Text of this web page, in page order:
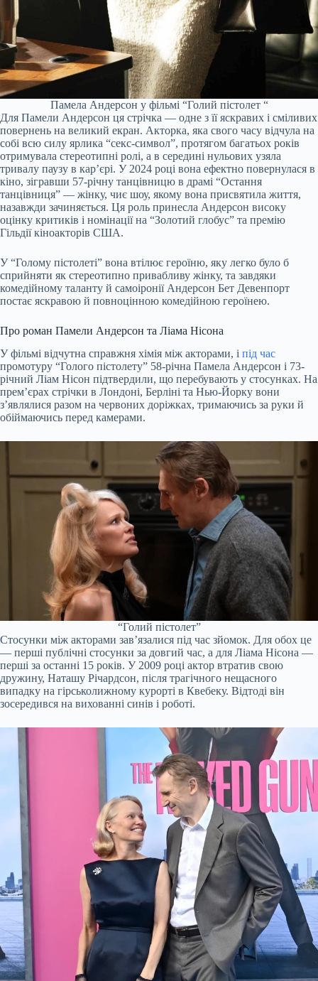
Памела Андерсон у фільмі “Голий пістолет “
Для Памели Андерсон ця стрічка — одне з її яскравих і сміливих
повернень на великий екран. Акторка, яка свого часу відчула на
собі всю силу ярлика “секс-символ”, протягом багатьох років
отримувала стереотипні ролі, а в середині нульових узяла
тривалу паузу в кар’єрі. У 2024 році вона ефектно повернулася в
кіно, зігравши 57-річну танцівницю в драмі “Остання
танцівниця” — жінку, чиє шоу, якому вона присвятила життя,
назавжди зачиняється. Ця роль принесла Андерсон високу
оцінку критиків і номінації на “Золотий глобус” та премію
Гільдії кіноакторів США.
У “Голому пістолеті” вона втілює героїню, яку легко було б
сприйняти як стереотипно привабливу жінку, та завдяки
комедійному таланту й самоіронії Андерсон Бет Девенпорт
постає яскравою й повноцінною комедійною героїнею.
Про роман Памели Андерсон та Ліама Нісона
У фільмі відчутна справжня хімія між акторами, і під час
промотуру “Голого пістолету” 58-річна Памела Андерсон і 73-
річний Ліам Нісон підтвердили, що перебувають у стосунках. На
прем’єрах стрічки в Лондоні, Берліні та Нью-Йорку вони
з’являлися разом на червоних доріжках, тримаючись за руки й
обіймаючись перед камерами.
“Голий пістолет”
Стосунки між акторами зав’язалися під час зйомок. Для обох це
— перші публічні стосунки за довгий час, а для Ліама Нісона —
перші за останні 15 років. У 2009 році актор втратив свою
дружину, Наташу Річардсон, після трагічного нещасного
випадку на гірськолижному курорті в Квебеку. Відтоді він
зосередився на вихованні синів і роботі.